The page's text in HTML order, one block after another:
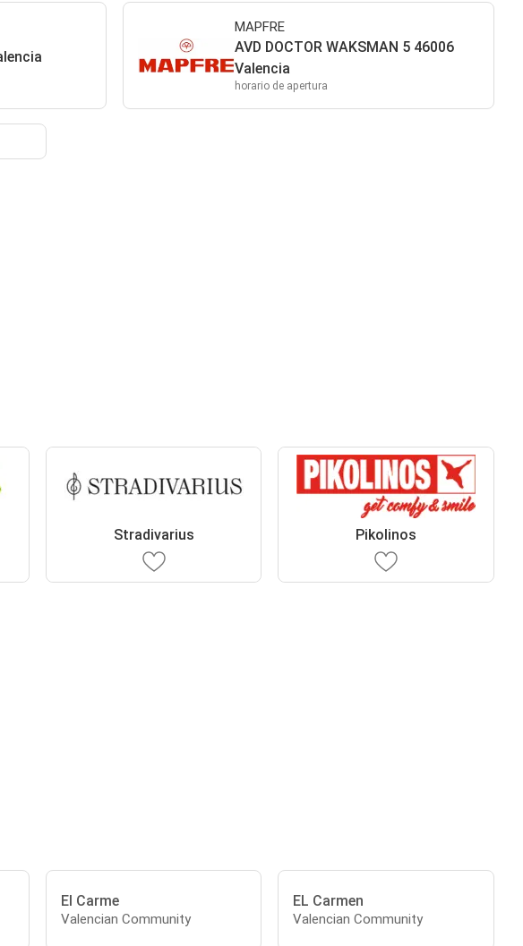
MAPFRE
AVD DOCTOR WAKSMAN 5 46006
Valencia
horario de apertura
Stradivarius Pikolinos
El Carme
Valencian Community
EL Carmen
Valencian Community